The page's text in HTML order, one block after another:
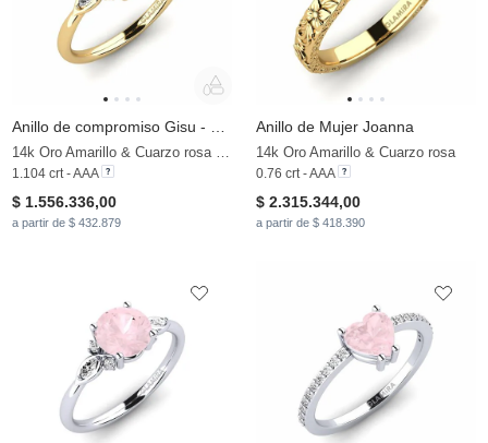
1.104 crt - AAA
$ 1.556.336,00
a partir de $ 432.879
Anillo de Mujer Joanna
14k Oro Amarillo & Cuarzo rosa
0.76 crt - AAA
$ 2.315.344,00
a partir de $ 418.390